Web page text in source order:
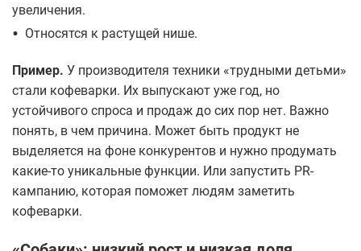
увеличения.
• Относятся к растущей нише.
Пример. У производителя техники «трудными детьми»
стали кофеварки. Их выпускают уже год, но
устойчивого спроса и продаж до сих пор нет. Важно
понять, в чем причина. Может быть продукт не
выделяется на фоне конкурентов и нужно продумать
какие-то уникальные функции. Или запустить PR-
кампанию, которая поможет людям заметить
кофеварки.